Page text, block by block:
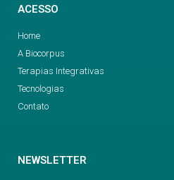
ACESSO
Home
A Biocorpus
Terapias Integrativas
Tecnologias
Contato
NEWSLETTER